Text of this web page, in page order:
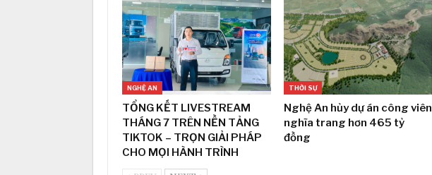
NGHỆ AN
TỔNG KẾT LIVESTREAM
THÁNG 7 TRÊN NỀN TẢNG
TIKTOK – TRỌN GIẢI PHÁP
CHO MỌI HÀNH TRÌNH
THỜI SỰ
Nghệ An hủy dự án công viên
nghĩa trang hơn 465 tỷ
đồng